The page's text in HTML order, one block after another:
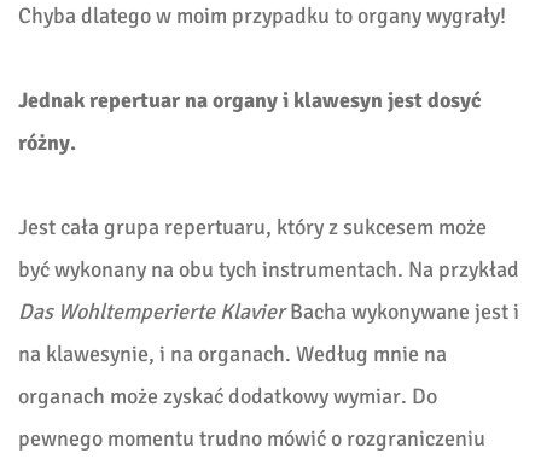
Chyba dlatego w moim przypadku to organy wygrały!
Jednak repertuar na organy i klawesyn jest dosyć
różny.
Jest cała grupa repertuaru, który z sukcesem może
być wykonany na obu tych instrumentach. Na przykład
Das Wohltemperierte KlavierBacha wykonywane jest i
na klawesynie, i na organach. Według mnie na
organach może zyskać dodatkowy wymiar. Do
pewnego momentu trudno mówić o rozgraniczeniu